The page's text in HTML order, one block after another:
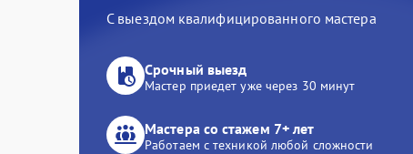
С выездом квалифицированного мастера
Срочный выезд
Мастер приедет уже через 30 минут
Мастера со стажем 7+ лет
Работаем с техникой любой сложности